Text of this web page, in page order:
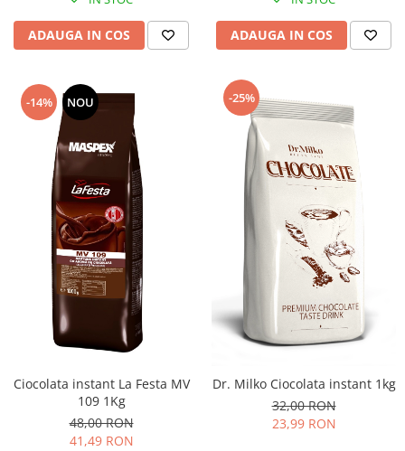
ADAUGA IN COS ADAUGA IN COS
-14% NOU
Ciocolata instant La Festa MV
109 1Kg
48,00 RON
41,49 RON
-25%
Dr. Milko Ciocolata instant 1kg
32,00 RON
23,99 RON